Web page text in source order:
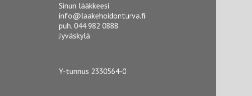
Sinun lääkkeesi
info@laakehoidonturva.fi
puh. 044 982 0888
Jyväskylä
Y-tunnus 2330564-0